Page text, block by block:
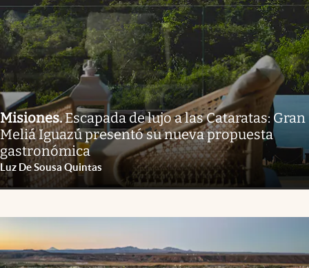
Misiones.Escapada de lujo a las Cataratas: Gran
Meliá Iguazú presentó su nueva propuesta
gastronómica
Luz De Sousa Quintas